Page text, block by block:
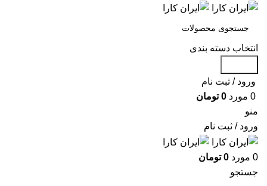
انتخاب دسته بندی
ورود / ثبت نام
0 مورد 0 تومان
منو
ورود / ثبت نام
0 مورد 0 تومان
جستجو